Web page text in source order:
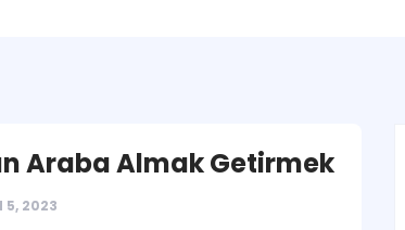
Araba Almak Getirmek
5, 2023